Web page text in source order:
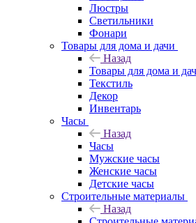
Люстры
Светильники
Фонари
Товары для дома и дачи
Назад
Товары для дома и
Текстиль
Декор
Инвентарь
Часы
Назад
Часы
Мужские часы
Женские часы
Детские часы
Строительные материалы
Назад